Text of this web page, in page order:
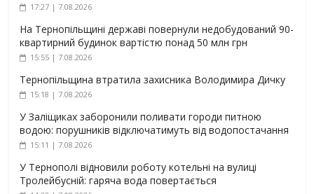
17:27 | 7.08.2026
На Тернопільщині державі повернули недобудований 90-
квартирний будинок вартістю понад 50 млн грн
15:55 | 7.08.2026
Тернопільщина втратила захисника Володимира Дичку
15:18 | 7.08.2026
У Заліщиках заборонили поливати городи питною
водою: порушників відключатимуть від водопостачання
15:11 | 7.08.2026
У Тернополі відновили роботу котельні на вулиці
Тролейбусній: гаряча вода повертається